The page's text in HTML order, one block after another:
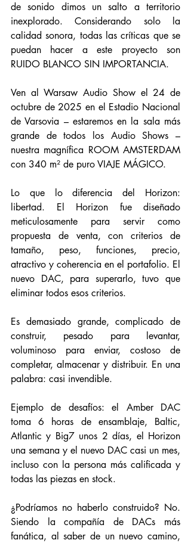
de sonido dimos un salto a territorio
inexplorado. Considerando solo la
calidad sonora, todas las críticas que se
puedan hacer a este proyecto son
RUIDO BLANCO SIN IMPORTANCIA.
Ven al Warsaw Audio Show el 24 de
octubre de 2025 en el Estadio Nacional
de Varsovia – estaremos en la sala más
grande de todos los Audio Shows –
nuestra magnífica ROOM AMSTERDAM
con 340 m² de puro VIAJE MÁGICO.
Lo que lo diferencia del Horizon:
libertad. El Horizon fue diseñado
meticulosamente para servir como
propuesta de venta, con criterios de
tamaño, peso, funciones, precio,
atractivo y coherencia en el portafolio. El
nuevo DAC, para superarlo, tuvo que
eliminar todos esos criterios.
Es demasiado grande, complicado de
construir, pesado para levantar,
voluminoso para enviar, costoso de
completar, almacenar y distribuir. En una
palabra: casi invendible.
Ejemplo de desafíos: el Amber DAC
toma 6 horas de ensamblaje, Baltic,
Atlantic y Big7 unos 2 días, el Horizon
una semana y el nuevo DAC casi un mes,
incluso con la persona más calificada y
todas las piezas en stock.
¿Podríamos no haberlo construido? No.
Siendo la compañía de DACs más
fanática, al saber de un nuevo camino,